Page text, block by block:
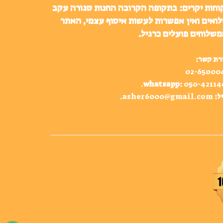
יקרים: בתקופה הקרובה החנות סגורה עקב
ואין אפשרות לעשות איסוף עצמי, האתר
פועלים כרגיל.
קשר:
02-
whatsapp: 050-
.
asher6000@gmail.com
.